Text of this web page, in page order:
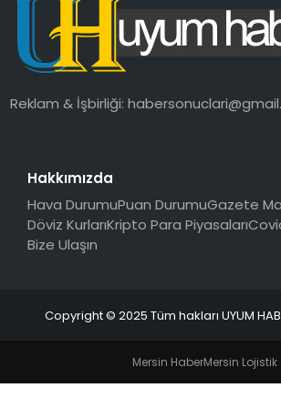
SAĞLIK
MAGAZIN
Reklam & İşbirliği:
Hakkımızda
Hava DurumuPuan DurumuGazete
Döviz KurlarıKripto Para Piyasaları
Bize Ulaşın
Copyright © 2025 Tüm hakları UYUM
Mersin HaberMersin Lojistik